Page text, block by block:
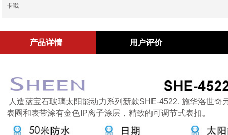
卡哦
产品详情 用户评价
人造蓝宝石玻璃太阳能动力系列新款SHE-4522, 施华洛世
表圈和表带涂有金色IP离子涂层，精致的可调节式表扣。